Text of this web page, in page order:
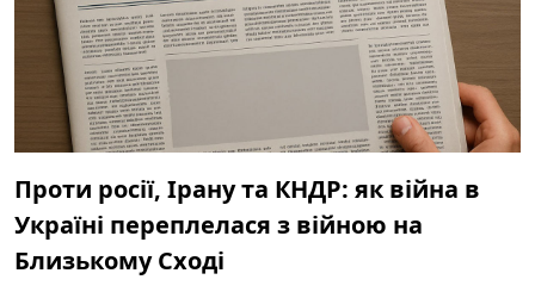
Проти росії, Ірану та КНДР: як війна в
Україні переплелася з війною на
Близькому Сході